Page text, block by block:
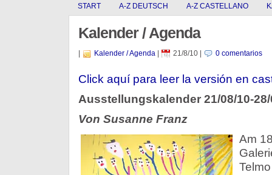
START A-Z DEUTSCH A-Z CASTELLANO
Kalender / Agenda
Kalender / Agenda| 21/8/10| 0 comentarios
Click aquí­ para leer la versión en
Ausstellungskalender 21/08/10-28/
Von Susanne Franz
Am